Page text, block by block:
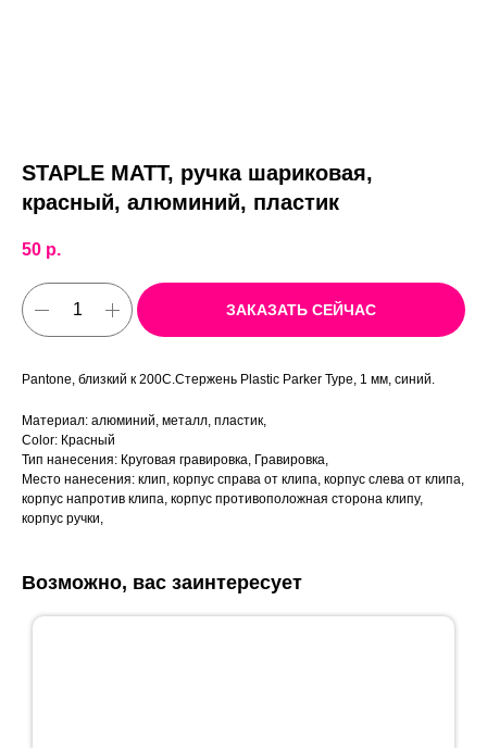
STAPLE MATT, ручка шариковая,
красный, алюминий, пластик
50 р.
ЗАКАЗАТЬ СЕЙЧАС
Pantone, близкий к 200C.Стержень Plastic Parker Type, 1 мм, синий.
Материал: алюминий, металл, пластик,
Color: Красный
Тип нанесения: Круговая гравировка, Гравировка,
Место нанесения: клип, корпус справа от клипа, корпус слева от клипа,
корпус напротив клипа, корпус противоположная сторона клипу,
корпус ручки,
Возможно, вас заинтересует